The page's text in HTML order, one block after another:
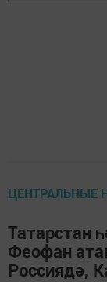
ЦЕНТРАЛЬНЫЕ
Татарстан
Феофан
Россиядә,